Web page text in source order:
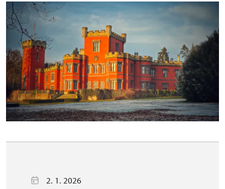
2. 1. 2026